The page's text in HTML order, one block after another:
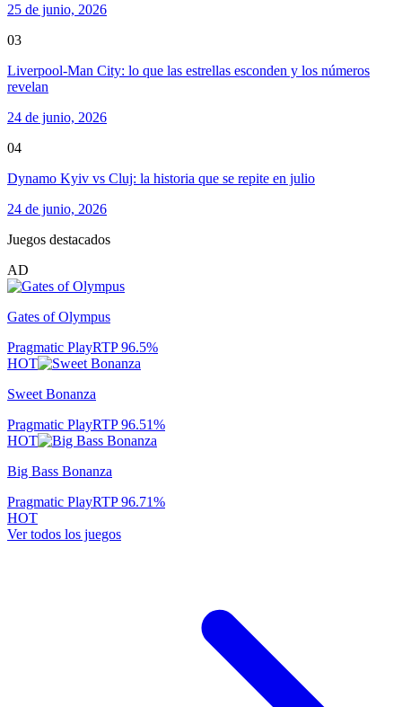
25 de junio, 2026
03
Liverpool-Man City: lo que las estrellas esconden y los números
revelan
24 de junio, 2026
04
Dynamo Kyiv vs Cluj: la historia que se repite en julio
24 de junio, 2026
Juegos destacados
AD
Gates of Olympus
Pragmatic PlayRTP96.5%
HOT
Sweet Bonanza
Pragmatic PlayRTP96.51%
HOT
Big Bass Bonanza
Pragmatic PlayRTP96.71%
HOT
Ver todos los juegos